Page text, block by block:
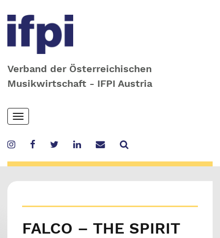
Verband der Österreichischen
Musikwirtschaft - IFPI Austria
Skip
to
content
Toggle
navigation
FALCO – THE SPIRIT